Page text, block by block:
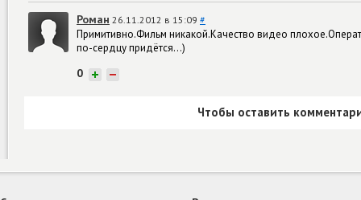
Роман 26.11.2012 в 15:09 #
Примитивно.Фильм никакой.Качество видео
по-сердцу придётся...)
0 + −
Чтобы оставить